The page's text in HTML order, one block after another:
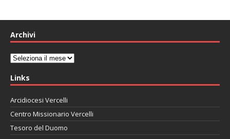
Archivi
Archivi
Links
Arcidiocesi Vercelli
Centro Missionario Vercelli
Tesoro del Duomo